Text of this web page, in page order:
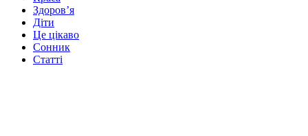
Здоров’я
Діти
Це цікаво
Сонник
Статті